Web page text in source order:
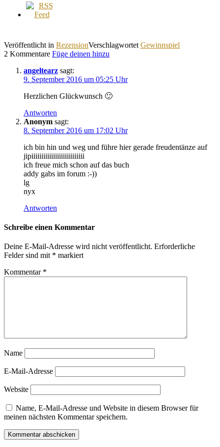
Veröffentlicht in RezensionVerschlagwortet Gewinnspiel
2 Kommentare Füge deinen hinzu
angeltearz sagt:
9. September 2016 um 05:25 Uhr
Herzlichen Glückwunsch 🙂
Antworten
Anonym sagt:
8. September 2016 um 17:02 Uhr
ich bin hin und weg und führe hier gerade freudentänze auf
jipiiiiiiiiiiiiiiiiiiiiiiiiiii
ich freue mich schon auf das buch
addy gabs im forum :-))
lg
nyx
Antworten
Schreibe einen Kommentar
Deine E-Mail-Adresse wird nicht veröffentlicht. Erforderliche
Felder sind mit * markiert
Kommentar *
Name
E-Mail-Adresse
Website
Name, E-Mail-Adresse und Website in diesem Browser für
meinen nächsten Kommentar speichern.